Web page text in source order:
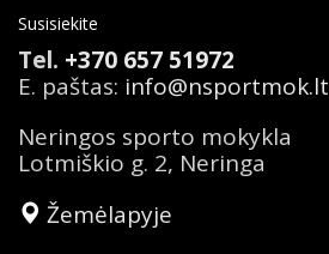
Susisiekite
Tel. +370 657 51972
E. paštas: info@nsportmok.lt
Neringos sporto mokykla
Lotmiškio g. 2, Neringa
Žemėlapyje